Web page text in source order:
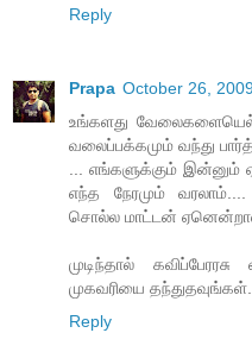
Reply
Prapa October 26,
உங்களது
வலைப்பக்கமும் வந்து
... எங்களுக்கும் இன்னும்
எந்த நேரமும்
சொல்ல மாட்டன் ஏனென்றால்
முடிந்தால்
முகவரியை தந்துதவுங்கள்.
Reply